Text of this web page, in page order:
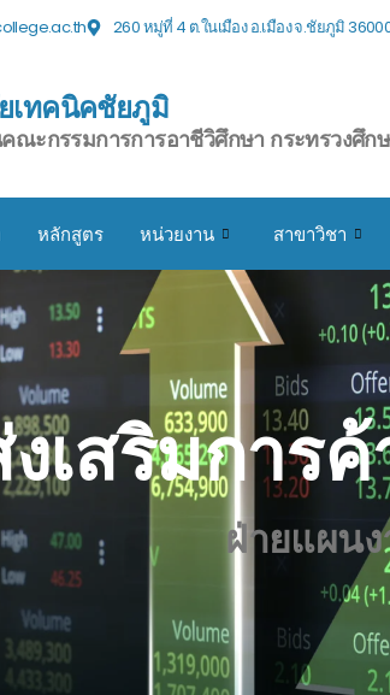
260 หมู่ที่ 4 ต.ในเมือง อ.เมือง จ.ชัยภูมิ
เทคนิคชัยภูมิ
ณะกรรมการการอาชีวิศึกษา กระทรวงศึก
หลักสูตร หน่วยงาน สาขาวิชา
เสริมการ
ฝ่ายแผน